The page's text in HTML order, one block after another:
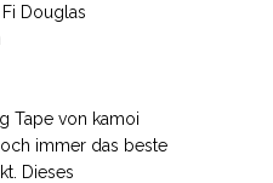
Douglas
Tape von kamoi
immer das beste
Dieses